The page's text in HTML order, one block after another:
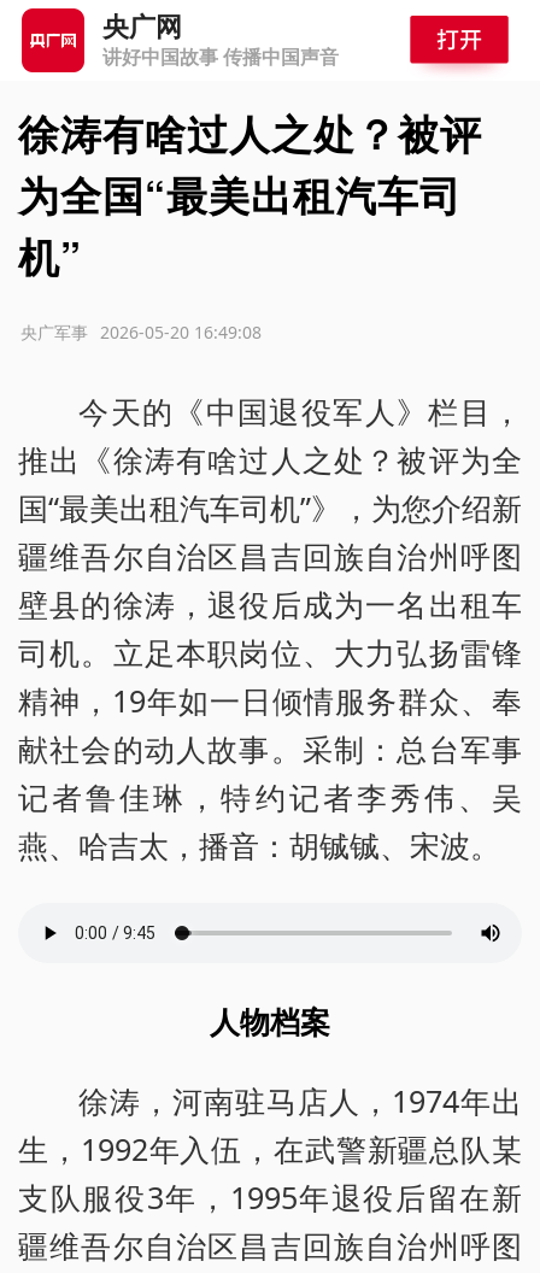
央广网
讲好中国故事 传播中国声音
徐涛有啥过人之处？被评
为全国“最美出租汽车司
机”
2026-05-20 16:49:08
央广军事
今天的《中国退役军人》栏目，
推出《徐涛有啥过人之处？被评为全
国“最美出租汽车司机”》，为您介绍新
疆维吾尔自治区昌吉回族自治州呼图
壁县的徐涛，退役后成为一名出租车
司机。立足本职岗位、大力弘扬雷锋
精神，19年如一日倾情服务群众、奉
献社会的动人故事。采制：总台军事
记者鲁佳琳，特约记者李秀伟、吴
燕、哈吉太，播音：胡铖铖、宋波。
人物档案
徐涛，河南驻马店人，1974年出
生，1992年入伍，在武警新疆总队某
支队服役3年，1995年退役后留在新
疆维吾尔自治区昌吉回族自治州呼图